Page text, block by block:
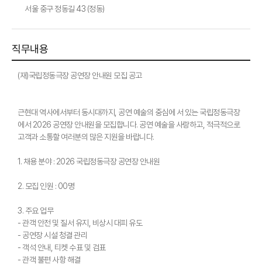
서울 중구 정동길 43 (정동)
직무내용
(재)국립정동극장 공연장 안내원 모집 공고
근현대 역사에서부터 동시대까지, 공연 예술의 중심에 서 있는 국립정동극장
에서 2026 공연장 안내원을 모집합니다. 공연 예술을 사랑하고, 적극적으로
고객과 소통할 여러분의 많은 지원을 바랍니다.
1. 채용 분야 : 2026 국립정동극장 공연장 안내원
2. 모집 인원 : 00명
3. 주요 업무
- 관객 안전 및 질서 유지, 비상시 대피 유도
- 공연장 시설 청결 관리
- 객석 안내, 티켓 수표 및 검표
- 관객 불편 사항 해결